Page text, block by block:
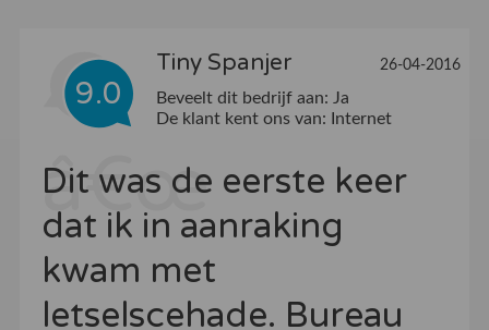
9.0
Tiny Spanjer 26-04-2016
Beveelt dit bedrijf aan: Ja
De klant kent ons van:
Internet
Dit was de eerste keer
dat ik in aanraking
kwam met
letselscehade. Bureau